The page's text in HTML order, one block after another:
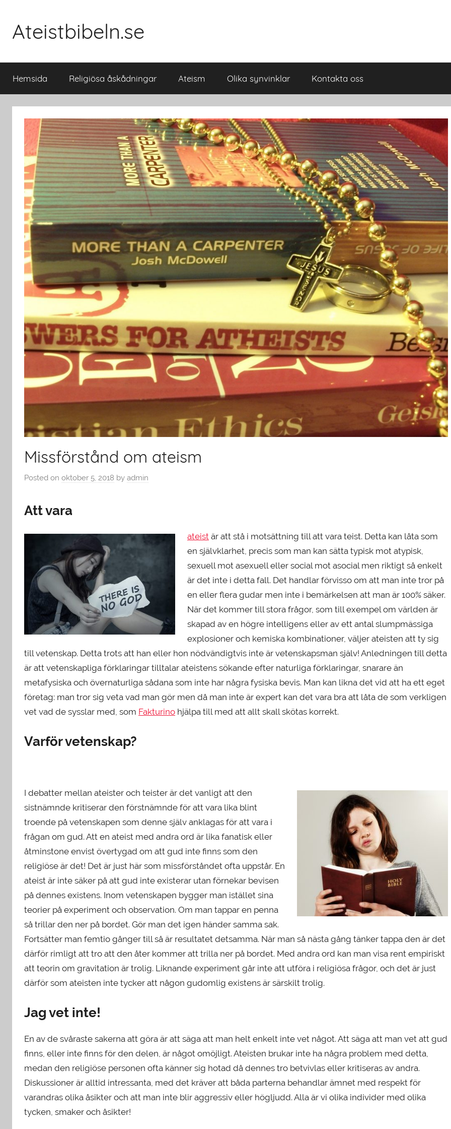
content
Ateistbibeln.se
Hemsida Religiösa åskådningar Ateism Olika synvinklar Kontakta oss
Missförstånd om ateism
Posted on oktober 5, 2018 by admin
Att vara
ateist är att stå i motsättning till att vara teist. Detta kan låta som
en självklarhet, precis som man kan sätta typisk mot atypisk,
sexuell mot asexuell eller social mot asocial men riktigt så enkelt
är det inte i detta fall. Det handlar förvisso om att man inte tror på
en eller flera gudar men inte i bemärkelsen att man är 100% säker.
När det kommer till stora frågor, som till exempel om världen är
skapad av en högre intelligens eller av ett antal slumpmässiga
explosioner och kemiska kombinationer, väljer ateisten att ty sig
till vetenskap. Detta trots att han eller hon nödvändigtvis inte är vetenskapsman själv! Anledningen till detta
är att vetenskapliga förklaringar tilltalar ateistens sökande efter naturliga förklaringar, snarare än
metafysiska och övernaturliga sådana som inte har några fysiska bevis. Man kan likna det vid att ha ett eget
företag: man tror sig veta vad man gör men då man inte är expert kan det vara bra att låta de som verkligen
vet vad de sysslar med, som Fakturino hjälpa till med att allt skall skötas korrekt.
Varför vetenskap?
I debatter mellan ateister och teister är det vanligt att den
sistnämnde kritiserar den förstnämnde för att vara lika blint
troende på vetenskapen som denne själv anklagas för att vara i
frågan om gud. Att en ateist med andra ord är lika fanatisk eller
åtminstone envist övertygad om att gud inte finns som den
religiöse är det! Det är just här som missförståndet ofta uppstår. En
ateist är inte säker på att gud inte existerar utan förnekar bevisen
på dennes existens. Inom vetenskapen bygger man istället sina
teorier på experiment och observation. Om man tappar en penna
så trillar den ner på bordet. Gör man det igen händer samma sak.
Fortsätter man femtio gånger till så är resultatet detsamma. När man så nästa gång tänker tappa den är det
därför rimligt att tro att den åter kommer att trilla ner på bordet. Med andra ord kan man visa rent empiriskt
att teorin om gravitation är trolig. Liknande experiment går inte att utföra i religiösa frågor, och det är just
därför som ateisten inte tycker att någon gudomlig existens är särskilt trolig.
Jag vet inte!
En av de svåraste sakerna att göra är att säga att man helt enkelt inte vet något. Att säga att man vet att gud
finns, eller inte finns för den delen, är något omöjligt. Ateisten brukar inte ha några problem med detta,
medan den religiöse personen ofta känner sig hotad då dennes tro betvivlas eller kritiseras av andra.
Diskussioner är alltid intressanta, med det kräver att båda parterna behandlar ämnet med respekt för
varandras olika åsikter och att man inte blir aggressiv eller högljudd. Alla är vi olika individer med olika
tycken, smaker och åsikter!